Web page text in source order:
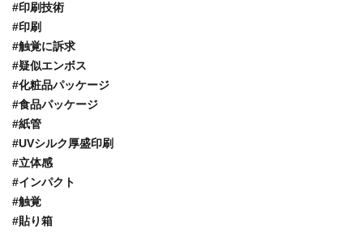
#印刷技術
#印刷
#触覚に訴求
#疑似エンボス
#化粧品パッケージ
#食品パッケージ
#紙管
#UVシルク厚盛印刷
#立体感
#インパクト
#触覚
#貼り箱